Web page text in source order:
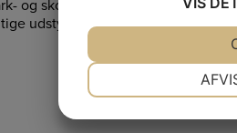
og skovmaskiner, er du
udstyr.